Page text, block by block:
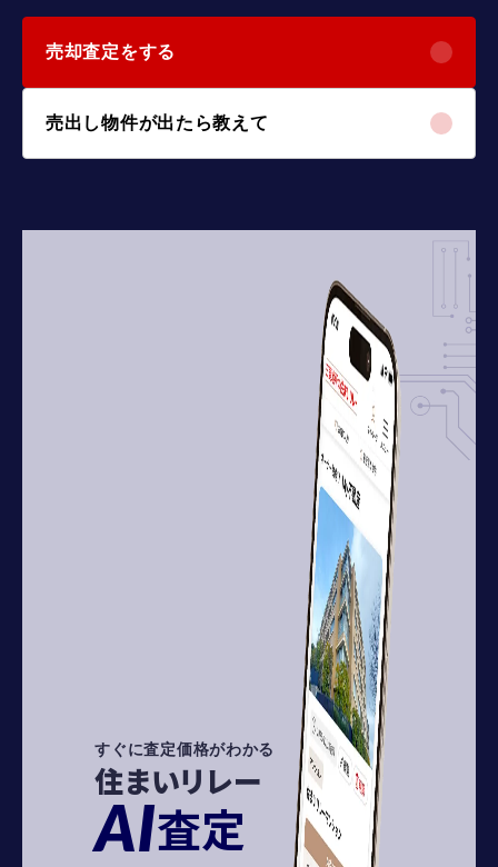
売却査定をする
売出し物件が出たら教えて
すぐに査定価格がわかる
住まいリレー
AI査定